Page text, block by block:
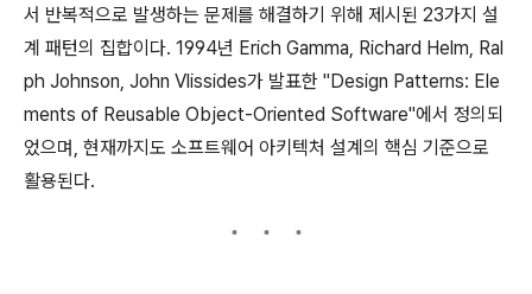
서 반복적으로 발생하는 문제를 해결하기 위해 제시된 23가지 설
계 패턴의 집합이다. 1994년 Erich Gamma, Richard Helm, Ral
ph Johnson, John Vlissides가 발표한 "Design Patterns: Ele
ments of Reusable Object-Oriented Software"에서 정의되
었으며, 현재까지도 소프트웨어 아키텍처 설계의 핵심 기준으로
활용된다.